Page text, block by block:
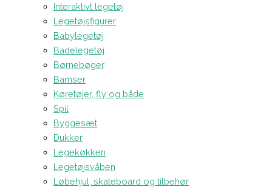
Interaktivt legetøj
Legetøjsfigurer
Babylegetøj
Badelegetøj
Børnebøger
Bamser
Køretøjer, fly og både
Spil
Byggesæt
Dukker
Legekøkken
Legetøjsvåben
Løbehjul, skateboard og tilbehør